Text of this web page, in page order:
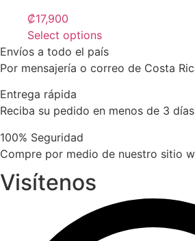
₡17,900
Select options
This
product
multiple
variants.
The
options
be
Envíos a todo el país
Por mensajería o correo de Costa
Entrega rápida
Reciba su pedido en menos de 3
100% Seguridad
Compre por medio de nuestro sitio
Visítenos